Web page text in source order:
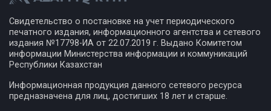
Свидетельство о постановке на учет периодического
печатного издания, информационного агентства и сетевого
издания №17798-ИА от 22.07.2019 г. Выдано Комитетом
информации Министерства информации и коммуникаций
Республики Казахстан
Информационная продукция данного сетевого ресурса
предназначена для лиц, достигших 18 лет и старше.